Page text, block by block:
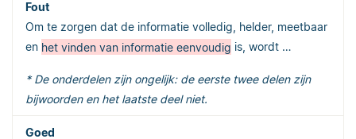
Om te zorgen dat de informatie volledig, helder, meetbaar
en het vinden van informatie eenvoudig is, wordt …
* De onderdelen zijn ongelijk: de eerste twee delen zijn
bijwoorden en het laatste deel niet.